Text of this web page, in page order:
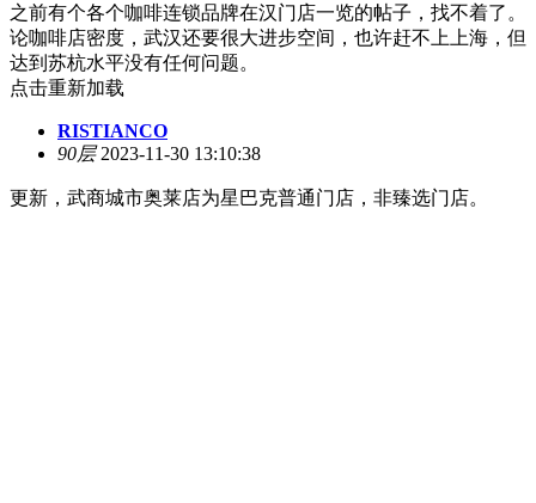
之前有个各个咖啡连锁品牌在汉门店一览的帖子，找不着了。
论咖啡店密度，武汉还要很大进步空间，也许赶不上上海，但
达到苏杭水平没有任何问题。
点击重新加载
RISTIANCO
90层2023-11-30 13:10:38
更新，武商城市奥莱店为星巴克普通门店，非臻选门店。